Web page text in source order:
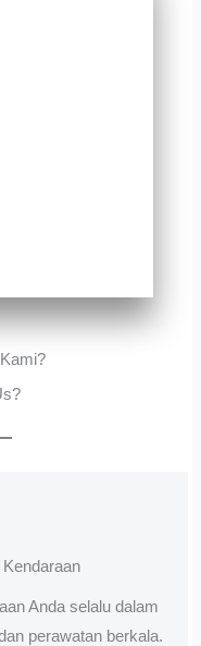
Kendaraan
Anda selalu dalam
perawatan berkala.